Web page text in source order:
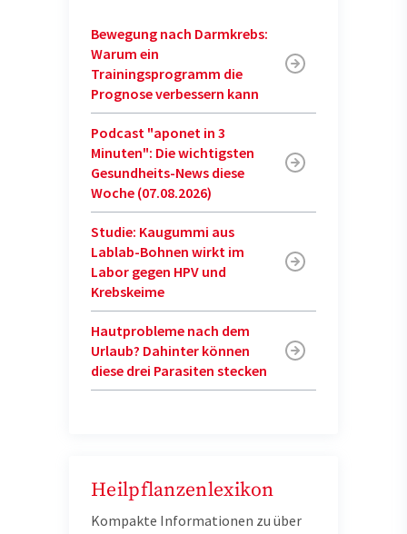
Bewegung nach Darmkrebs:
Warum ein
Trainingsprogramm die
Prognose verbessern kann
Podcast "aponet in 3
Minuten": Die wichtigsten
Gesundheits-News diese
Woche (07.08.2026)
Studie: Kaugummi aus
Lablab-Bohnen wirkt im
Labor gegen HPV und
Krebskeime
Hautprobleme nach dem
Urlaub? Dahinter können
diese drei Parasiten stecken
Heilpflanzenlexikon
Kompakte Informationen zu über